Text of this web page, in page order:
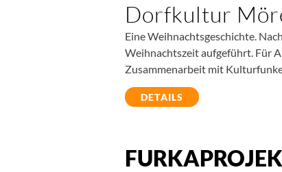
Dorfkultur
Eine Weihnachtsgeschichte.
Weihnachtszeit aufgeführt. Für
Zusammenarbeit mit
DETAILS